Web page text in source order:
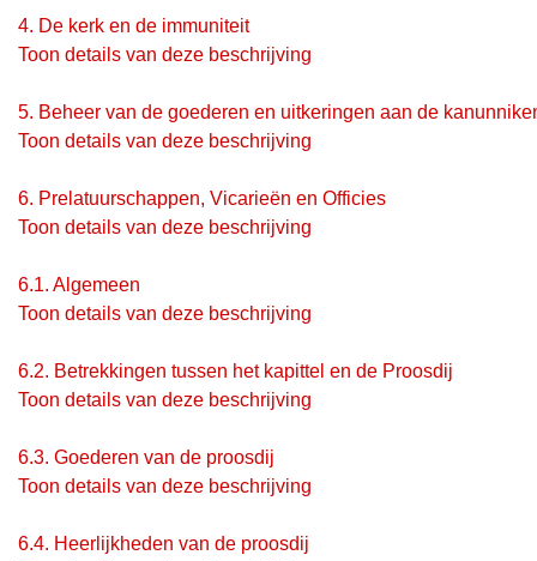
4. De kerk en de immuniteit
Toon details van deze beschrijving
5. Beheer van de goederen en uitkeringen aan de
Toon details van deze beschrijving
6. Prelatuurschappen, Vicarieën en Officies
Toon details van deze beschrijving
6.1. Algemeen
Toon details van deze beschrijving
6.2. Betrekkingen tussen het kapittel en de Proosdij
Toon details van deze beschrijving
6.3. Goederen van de proosdij
Toon details van deze beschrijving
6.4. Heerlijkheden van de proosdij